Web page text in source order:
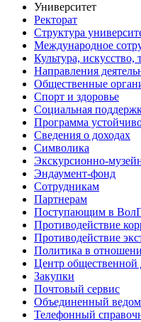
Университет
Ректорат
Структура
Международное
Культура, искусство,
Направления
Общественные
Спорт и здоровье
Социальная
Программа
Сведения о доходах
Символика
Экскурсионно-
Эндаумент-фонд
Сотрудникам
Партнерам
Поступающим в
Противодействие
Противодействие
Политика в
Центр общественной
Закупки
Почтовый сервис
Объединенный
Телефонный